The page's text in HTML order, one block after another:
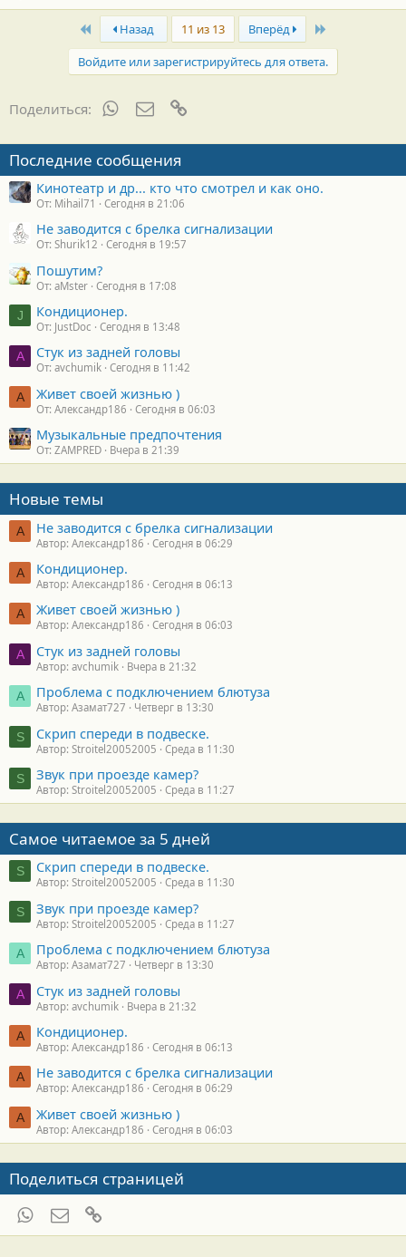
First Назад 11 из 13 Вперёд
Войдите или зарегистрируйтесь для ответа.
Поделиться: WhatsAppЭлектронная почта
Последние сообщения
Кинотеатр и др... кто что смотрел и как оно.
От: Mihail71 Сегодня в 21:06
Не заводится с брелка сигнализации
От: Shurik12 Сегодня в 19:57
Пошутим?
От: aMster Сегодня в 17:08
J Кондиционер.
От: JustDoc Сегодня в 13:48
A Стук из задней головы
От: avchumik Сегодня в 11:42
А Живет своей жизнью )
От: Александр186 Сегодня в 06:03
Музыкальные предпочтения
От: ZAMPRED Вчера в 21:39
Новые темы
А Не заводится с брелка сигнализации
Автор: Александр186 Сегодня в 06:29
А Кондиционер.
Автор: Александр186 Сегодня в 06:13
А Живет своей жизнью )
Автор: Александр186 Сегодня в 06:03
A Стук из задней головы
Автор: avchumik Вчера в 21:32
А Проблема с подключением блютуза
Автор: Азамат727 Четверг в 13:30
S Скрип спереди в подвеске.
Автор: Stroitel20052005 Среда в 11:30
S Звук при проезде камер?
Автор: Stroitel20052005 Среда в 11:27
Самое читаемое за 5 дней
S Скрип спереди в подвеске.
Автор: Stroitel20052005 Среда в 11:30
S Звук при проезде камер?
Автор: Stroitel20052005 Среда в 11:27
А Проблема с подключением блютуза
Автор: Азамат727 Четверг в 13:30
A Стук из задней головы
Автор: avchumik Вчера в 21:32
А Кондиционер.
Автор: Александр186 Сегодня в 06:13
А Не заводится с брелка сигнализации
Автор: Александр186 Сегодня в 06:29
А Живет своей жизнью )
Автор: Александр186 Сегодня в 06:03
Поделиться страницей
WhatsAppЭлектронная почта